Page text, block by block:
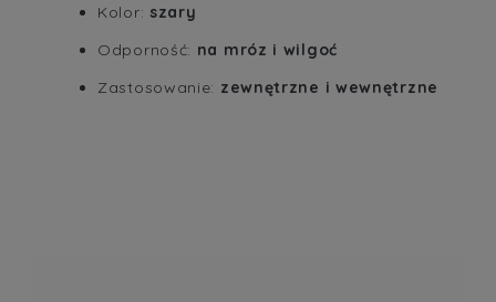
Kolor: szary
Odporność: na mróz i wilgoć
Zastosowanie: zewnętrzne i wewnętrzne